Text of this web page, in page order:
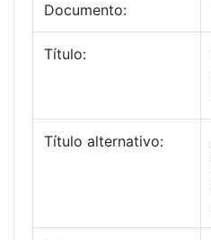
Documento:
Título:
Título alternativo: